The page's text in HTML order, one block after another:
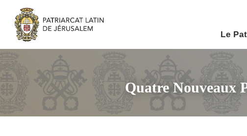
Le
Quatre Nouveaux